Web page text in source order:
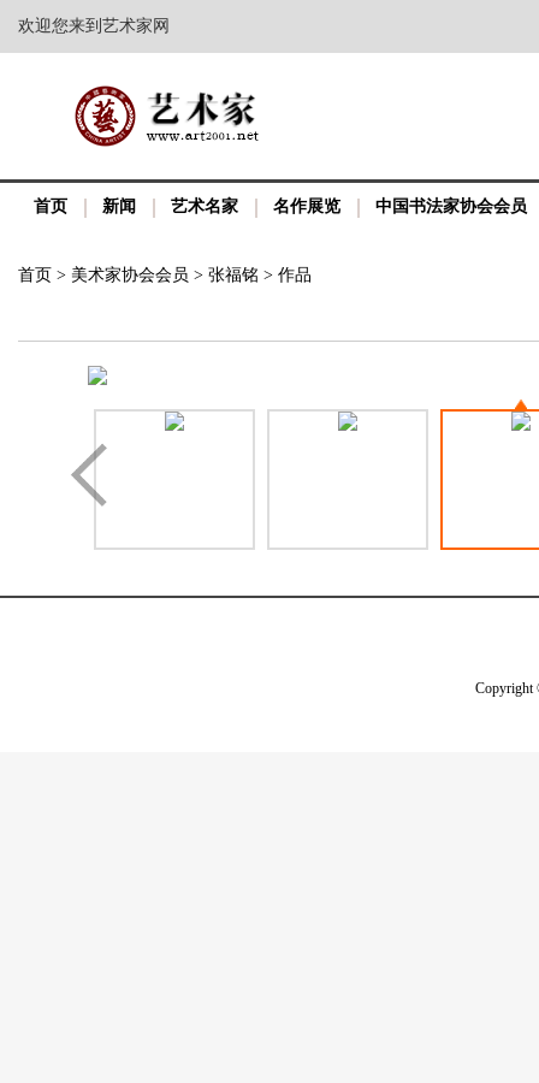
欢迎您来到艺术家网
首页 新闻 艺术名家 名作展览 中国书法家协会会员
首页 > 美术家协会会员 > 张福铭 > 作品
Copyright